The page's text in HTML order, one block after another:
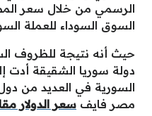
الرسمي من خلال سعر
السوق السوداء للعملة
حيث أنه نتيجة للظروف
دولة سوريا الشقيقة
السورية في العديد من
مصر فايف سعر الدولار